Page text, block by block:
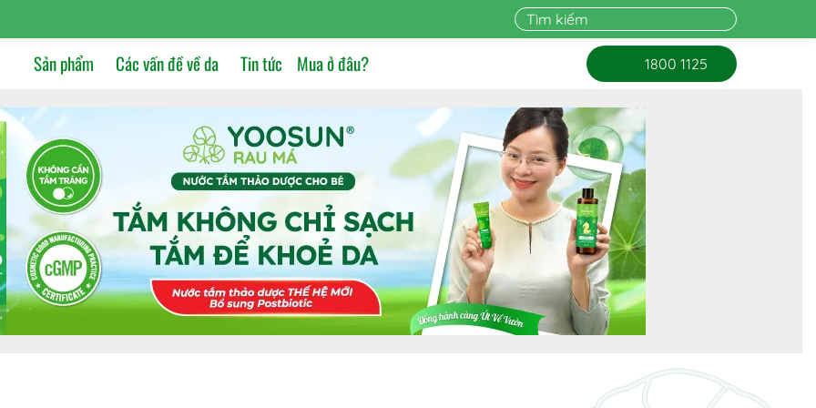
Sản phẩm Các vấn đề về da Tin tức Mua ở đâu? 1800 1125